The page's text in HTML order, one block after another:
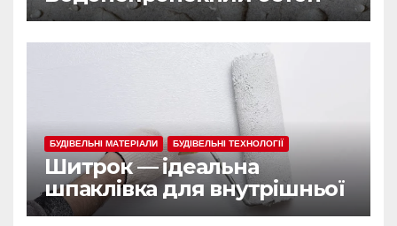
БУДІВЕЛЬНІ МАТЕРІАЛИ БУДІВЕЛЬНІ ТЕХНОЛОГІЇ
Шитрок — ідеальна
шпаклівка для внутрішньої
обробки